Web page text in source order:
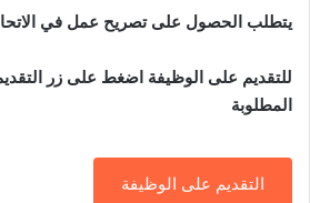
يتطلب الحصول على تصريح عمل في
للتقديم على الوظيفة اضغط على زر
المطلوبة
التقديم على الوظيفة